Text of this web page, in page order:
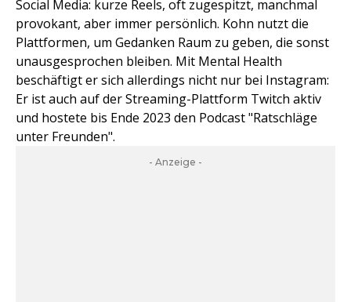
Social Media: kurze Reels, oft zugespitzt, manchmal
provokant, aber immer persönlich. Kohn nutzt die
Plattformen, um Gedanken Raum zu geben, die sonst
unausgesprochen bleiben. Mit Mental Health
beschäftigt er sich allerdings nicht nur bei Instagram:
Er ist auch auf der Streaming-Plattform Twitch aktiv
und hostete bis Ende 2023 den Podcast "Ratschläge
unter Freunden".
- Anzeige -